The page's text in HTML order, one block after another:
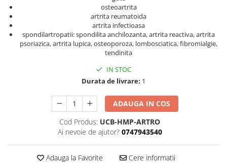
osteoartrita
artrita reumatoida
artrita infectioasa
spondilartropatii: spondilita anchilozanta, artrita reactiva, artrita
psoriazica, artrita lupica, osteoporoza, lombosciatica, fibromialgie,
tendinita
IN STOC
Durata de livrare: 1
ADAUGA IN COS
Cod Produs: UCB-HMP-ARTRO
Ai nevoie de ajutor? 0747943540
Adauga la Favorite Cere informatii